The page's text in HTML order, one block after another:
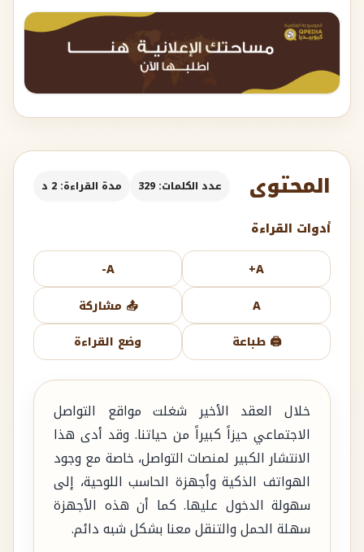
المحتوى عدد الكلمات: 329 مدة القراءة: 2 د
أدوات القراءة
A+
A-
A
📤 مشاركة
🖨️ طباعة
وضع القراءة
خلال العقد الأخير شغلت مواقع التواصل
الاجتماعي حيزاً كبيراً من حياتنا. وقد أدى هذا
الانتشار الكبير لمنصات التواصل، خاصة مع وجود
الهواتف الذكية وأجهزة الحاسب اللوحية، إلى
سهولة الدخول عليها. كما أن هذه الأجهزة
سهلة الحمل والتنقل معنا بشكل شبه دائم.